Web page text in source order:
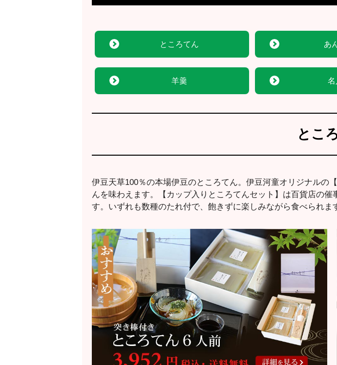
ところてん あ
羊羹 名
とこ
伊豆天草100％の本場伊豆のところてん。伊豆河童オリジナルの
んを味わえます。【カップ入りところてんセット】は百貨店の
す。いずれも数種のたれ付で、飽きずに楽しみながら食べられま